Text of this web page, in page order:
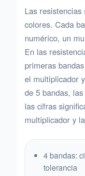
Las
colores. Cada
numérico, un
En las
primeras
el multiplicador
de 5 bandas,
las cifras
multiplicador y
4 bandas:
tolerancia